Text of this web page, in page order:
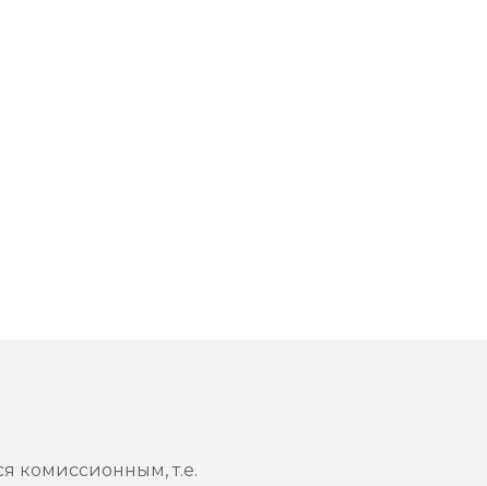
комиссионным, т.е.